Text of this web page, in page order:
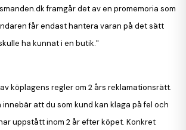
framgår det av en promemoria som
får endast hantera varan på det sätt
ha kunnat i en butik."
köplagens regler om 2 års reklamationsrätt.
att du som kund kan klaga på fel och
uppstått inom 2 år efter köpet. Konkret